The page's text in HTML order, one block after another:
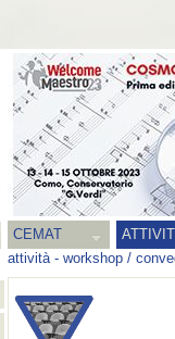
CEMAT
attività- workshop /